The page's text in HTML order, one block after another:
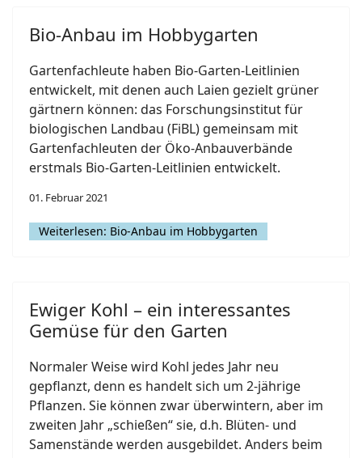
Bio-Anbau im Hobbygarten
Gartenfachleute haben Bio-Garten-Leitlinien
entwickelt, mit denen auch Laien gezielt grüner
gärtnern können: das Forschungsinstitut für
biologischen Landbau (FiBL) gemeinsam mit
Gartenfachleuten der Öko-Anbauverbände
erstmals Bio-Garten-Leitlinien entwickelt.
01. Februar 2021
Weiterlesen: Bio-Anbau im Hobbygarten
Ewiger Kohl – ein interessantes
Gemüse für den Garten
Normaler Weise wird Kohl jedes Jahr neu
gepflanzt, denn es handelt sich um 2-jährige
Pflanzen. Sie können zwar überwintern, aber im
zweiten Jahr „schießen“ sie, d.h. Blüten- und
Samenstände werden ausgebildet. Anders beim